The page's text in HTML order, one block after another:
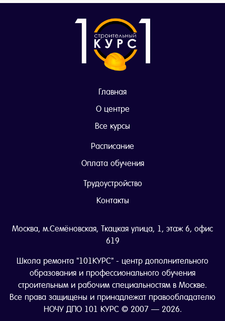
Главная
О центре
Все курсы
Расписание
Оплата обучения
Трудоустройство
Контакты
Москва, м.Семёновская, Ткацкая улица, 1, этаж 6, офис
619
Школа ремонта "101КУРС" - центр дополнительного
образования и профессионального обучения
строительным и рабочим специальностям в Москве.
Все права защищены и принадлежат правообладателю
НОЧУ ДПО 101 КУРС © 2007 — 2026.